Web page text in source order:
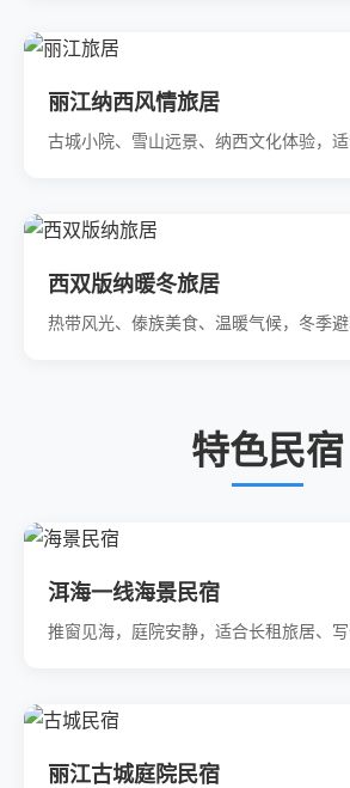
丽江纳西风情旅居
古城小院、雪山远景、纳西文化体验，适
西双版纳暖冬旅居
热带风光、傣族美食、温暖气候，冬季避
特色民宿
洱海一线海景民宿
推窗见海，庭院安静，适合长租旅居、写
丽江古城庭院民宿